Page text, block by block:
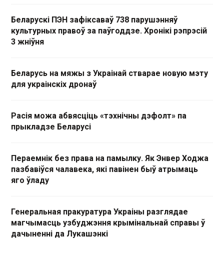
Беларускі ПЭН зафіксаваў 738 парушэнняў
культурных правоў за паўгоддзе. Хронікі рэпрэсій
3 жніўня
Беларусь на мяжы з Украінай стварае новую мэту
для украінскіх дронаў
Расія можа абвясціць «тэхнічны дэфолт» па
прыкладзе Беларусі
Пераемнік без права на памылку. Як Энвер Ходжа
пазбавіўся чалавека, які павінен быў атрымаць
яго ўладу
Генеральная пракуратура Украіны разглядае
магчымасць узбуджэння крымінальнай справы ў
дачыненні да Лукашэнкі